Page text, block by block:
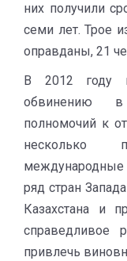
них получили
семи лет. Трое
оправданы, 21
В 2012 году
обвинению
полномочий к
несколько
ряд стран
Казахстана и
справедливое
привлечь